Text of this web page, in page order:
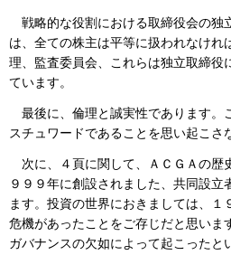
戦略的な役割における取締役会の独
は、全ての株主は平等に扱われなけれ
理、監査委員会、これらは独立取締役
ています。
最後に、倫理と誠実性であります。
スチュワードであることを思い起こさ
次に、４頁に関して、ＡＣＧＡの歴
９９９年に創設されました、共同設立
ます。投資の世界におきましては、１
危機があったことをご存じだと思いま
ガバナンスの欠如によって起こったと